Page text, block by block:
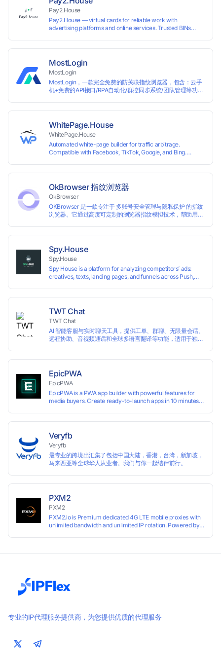
Pay2.House
Pay2.House — virtual cards for reliable work with
advertising platforms and online services. Trusted BINs
IPFLEX when topping up your Pay2.House account and get
+1% credited to your balance from the deposit.
MostLogin
MostLogin
MostLogin，一款完全免费的防关联指纹浏览器，包含：云手
机+免费的API接口/RPA自动化/群控同步系统/团队管理等功
WhitePage.House
WhitePage.House
Automated white-page builder for traffic arbitrage.
Compatible with Facebook, TikTok, Google, and Bing.
OkBrowser 指纹浏览器
OkBrowser
OKBrowser 是一款专注于 多账号安全管理与隐私保护 的指纹
浏览器。它通过高度可定制的浏览器指纹模拟技术，帮助用户
Spy.House
Spy.House
Spy House is a platform for analyzing competitors’ ads:
creatives, texts, landing pages, and funnels across Push,
TWT Chat
TWT Chat
AI 智能客服与实时聊天工具，提供工单、群聊、无限量会话、
远程协助、音视频通话和全球多语言翻译等功能，适用于独立
EpicPWA
EpicPWA
EpicPWA is a PWA app builder with powerful features for
media buyers. Create ready-to-launch apps in 10 minutes
Veryfb
Veryfb
最专业的跨境出汇集了包括中国大陆，香港，台湾，新加坡，
马来西亚等全球华人从业者。我们与你一起结伴前行。
PXM2
PXM2
PXM2.io is Premium dedicated 4G LTE mobile proxies with
unlimited bandwidth and unlimited IP rotation. Powered by
专业的IP代理服务提供商，为您提供优质的代理服务